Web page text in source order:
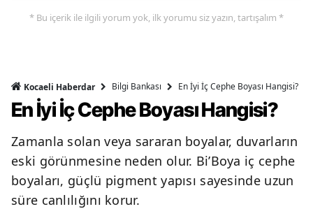
* Bu içerik ile ilgili yorum yok, ilk yorumu siz yazın, tartışalım *
Kocaeli Haberdar Bilgi Bankası En İyi İç Cephe Boyası Hangisi?
En İyi İç Cephe Boyası Hangisi?
Zamanla solan veya sararan boyalar, duvarların
eski görünmesine neden olur. Bi’Boya iç cephe
boyaları, güçlü pigment yapısı sayesinde uzun
süre canlılığını korur.